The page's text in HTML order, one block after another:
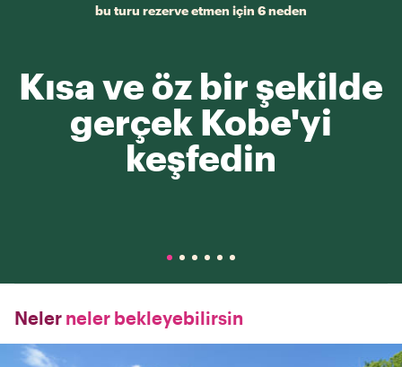
bu turu rezerve etmen için 6 neden
Kısa ve öz bir şekilde
gerçek Kobe'yi
keşfedin
Neler neler bekleyebilirsin